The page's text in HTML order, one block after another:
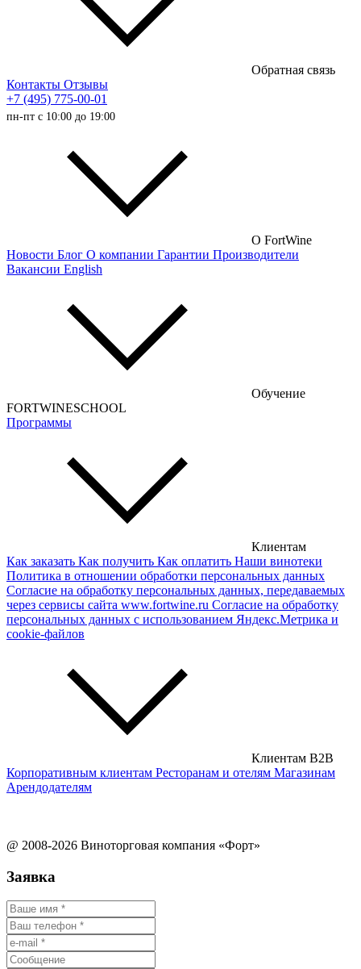
Полусладкие вина
Итальянские вина
Испанские вина
Немецкие вина
Австрийские вина
Чилийские вина
Португальские вина
Аргентинские вина
Армянские вина
Американские вина
Грузинские вина
Сирийские вина
Обратная связь
Контакты Отзывы
+7 (495) 775-00-01
пн-пт с 10:00 до 19:00
О FortWine
Новости Блог О компании Гарантии Производители
Вакансии English
Обучение
FORTWINESCHOOL
Программы
Клиентам
Как заказать Как получить Как оплатить Наши винотеки
Политика в отношении обработки персональных данных
Согласие на обработку персональных данных, передаваемых
через сервисы сайта www.fortwine.ru Согласие на обработку
персональных данных с использованием Яндекс.Метрика и
cookie-файлов
Клиентам B2B
Корпоративным клиентам Ресторанам и отелям Магазинам
Арендодателям
@ 2008-2026 Виноторговая компания «Форт»
Заявка